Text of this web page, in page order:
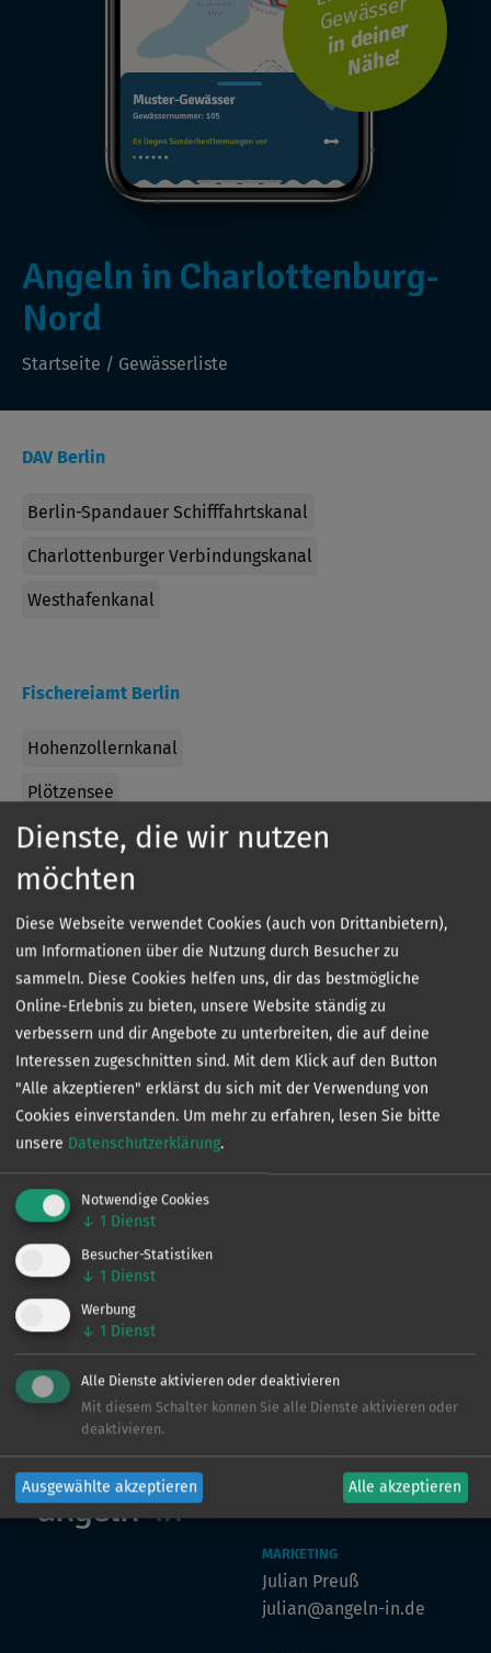
Angeln in Charlottenburg-
Nord
Startseite / Gewässerliste
Gewässer
i
n
d
ei
n
er
N
ä
h
e!
DAV Berlin
Berlin-Spandauer Schifffahrtskanal
Charlottenburger Verbindungskanal
Westhafenkanal
Fischereiamt Berlin
Hohenzollernkanal
Plötzensee
angeln- inist die interaktive Gewässerkarte für dich und
dein Lieblings-Hobby.
Hol dir jetzt die App kostenlos aufs Handy und finde
Angelgewässer in deiner Nähe.
Kontakt
VERTRIEB
Ingo de Jonge
ingo@angeln-in.de
MARKETING
Julian Preuß
julian@angeln-in.de
Dienste, die wir nutzen
möchten
Diese Webseite verwendet Cookies (auch von Drittanbietern),
um Informationen über die Nutzung durch Besucher zu
sammeln. Diese Cookies helfen uns, dir das bestmögliche
Online-Erlebnis zu bieten, unsere Website ständig zu
verbessern und dir Angebote zu unterbreiten, die auf deine
Interessen zugeschnitten sind. Mit dem Klick auf den Button
"Alle akzeptieren" erklärst du sich mit der Verwendung von
Cookies einverstanden. Um mehr zu erfahren, lesen Sie bitte
unsere Datenschutzerklärung.
Notwendige Cookies
↓ 1 Dienst
Besucher-Statistiken
↓ 1 Dienst
Werbung
↓ 1 Dienst
Alle Dienste aktivieren oder deaktivieren
Mit diesem Schalter können Sie alle Dienste aktivieren oder
deaktivieren.
Ausgewählte akzeptieren Alle akzeptieren